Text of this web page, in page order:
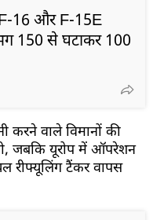
F-16 और F-15E
150 से घटाकर 100
करने वाले विमानों की
जबकि यूरोप में ऑपरेशन
रीफ्यूलिंग टैंकर वापस